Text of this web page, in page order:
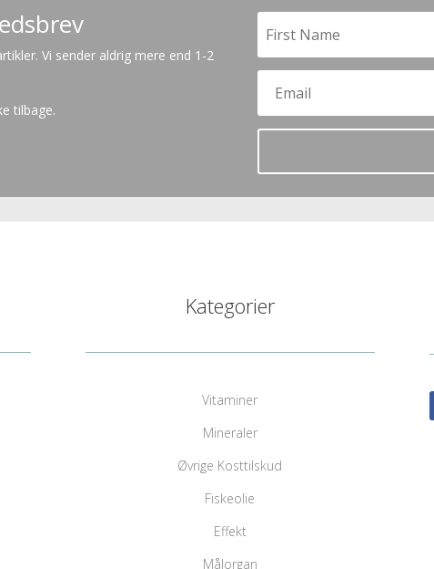
Vi sender aldrig mere end 1-2
tilbage.
Kategorier
Vitaminer
Mineraler
Øvrige Kosttilskud
Fiskeolie
Effekt
Målorgan